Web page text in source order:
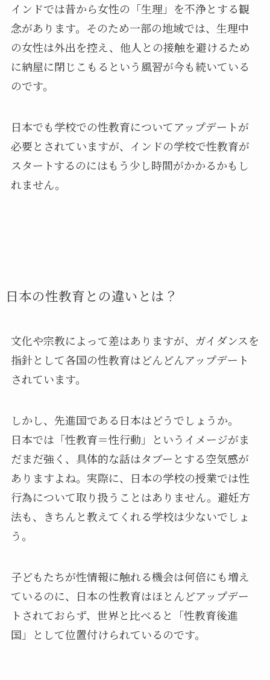
インドでは昔から女性の「生理」を不浄とする観
念があります。そのため一部の地域では、生理中
の女性は外出を控え、他人との接触を避けるため
に納屋に閉じこもるという風習が今も続いている
のです。
日本でも学校での性教育についてアップデートが
必要とされていますが、インドの学校で性教育が
スタートするのにはもう少し時間がかかるかもし
れません。
日本の性教育との違いとは？
文化や宗教によって差はありますが、ガイダンスを
指針として各国の性教育はどんどんアップデート
されています。
しかし、先進国である日本はどうでしょうか。
日本では「性教育＝性行動」というイメージがま
だまだ強く、具体的な話はタブーとする空気感が
ありますよね。実際に、日本の学校の授業では性
行為について取り扱うことはありません。避妊方
法も、きちんと教えてくれる学校は少ないでしょ
う。
子どもたちが性情報に触れる機会は何倍にも増え
ているのに、日本の性教育はほとんどアップデー
トされておらず、世界と比べると「性教育後進
国」として位置付けられているのです。